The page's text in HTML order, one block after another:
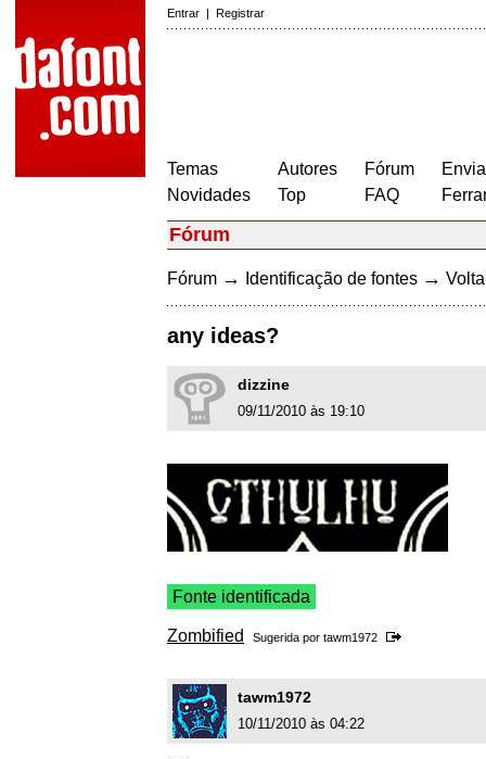
Entrar | Registrar
Temas
Novidades
Autores
Top
Fórum
FAQ
Fórum
Fórum → Identificação de fontes →
any ideas?
dizzine
09/11/2010 às 19:10
Fonte identificada
Zombified Sugerida por tawm1972
tawm1972
10/11/2010 às 04:22